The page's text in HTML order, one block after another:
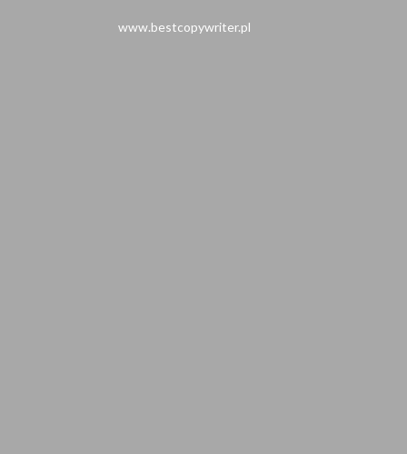
www.bestcopywriter.pl